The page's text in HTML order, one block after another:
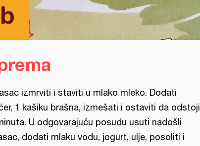
izmrviti i staviti u mlako mleko. Dodati
1 kašiku brašna, izmešati i ostaviti da odstoji
U odgovarajuću posudu usuti nadošli
dodati mlaku vodu, jogurt, ulje, posoliti i